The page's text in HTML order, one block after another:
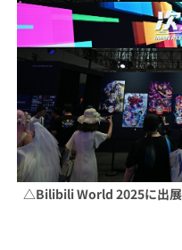
△Bilibili World 2025に出展